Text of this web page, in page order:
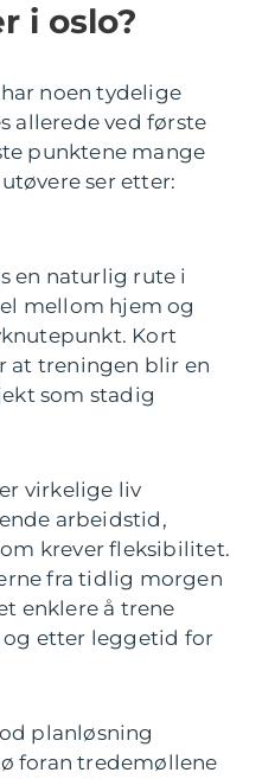
i oslo?
noen tydelige
allerede ved første
punktene mange
ser etter:
en naturlig rute i
mellom hjem og
Kort
at treningen blir en
som stadig
virkelige liv
arbeidstid,
krever fleksibilitet.
fra tidlig morgen
enklere å trene
og etter leggetid for
planløsning
foran tredemøllene